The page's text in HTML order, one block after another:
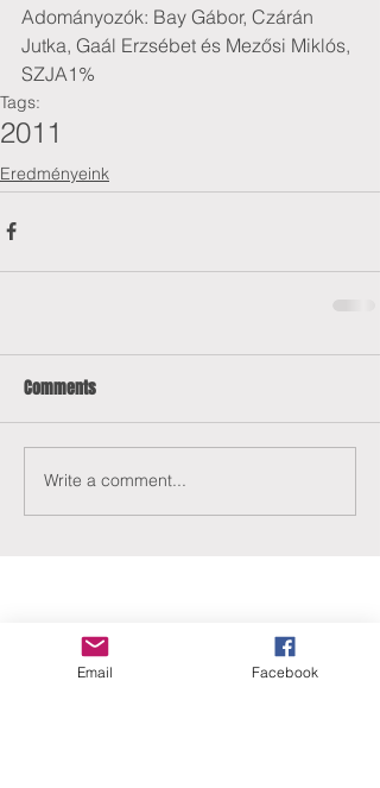
Adományozók: Bay Gábor, Czárán
Jutka, Gaál Erzsébet és Mezősi Miklós,
SZJA1%
Tags:
2011
Eredményeink
Comments
Write a comment...
Email Facebook